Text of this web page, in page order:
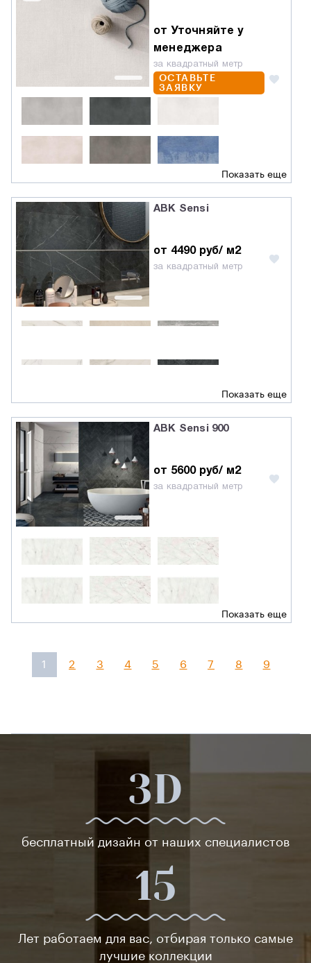
от Уточняйте у
менеджера
за квадратный метр
ОСТАВЬТЕ
ЗАЯВКУ
Показать еще
ABK Sensi
от 4490 руб/ м2
за квадратный метр
Показать еще
ABK Sensi 900
от 5600 руб/ м2
за квадратный метр
Показать еще
1 2 3 4 5 6 7 8 9
3D
бесплатный дизайн от наших специалистов
15
Лет работаем для вас, отбирая только самые
лучшие коллекции